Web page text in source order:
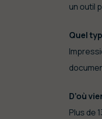
un outil
Quel
D’où
Plus de